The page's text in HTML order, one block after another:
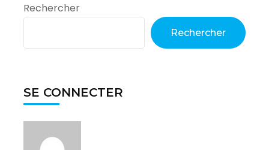
Rechercher
Rechercher
SE CONNECTER